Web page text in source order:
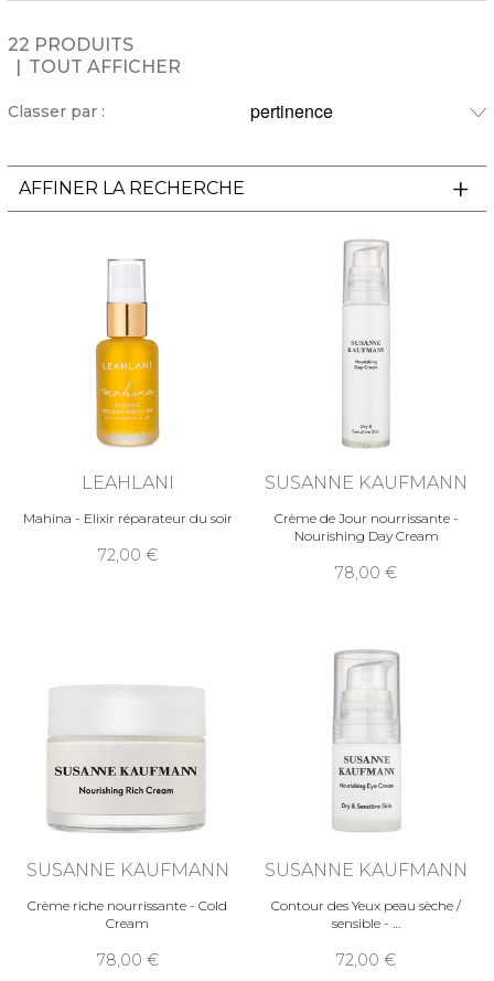
22 PRODUITS
TOUT AFFICHER
Classer par :
AFFINER LA RECHERCHE
LEAHLANI
Mahina - Elixir réparateur du soir
72,00
SUSANNE KAUFMANN
Crème de Jour nourrissante -
Nourishing Day Cream
78,00
SUSANNE KAUFMANN
Crème riche nourrissante - Cold
Cream
78,00
SUSANNE KAUFMANN
Contour des Yeux peau sèche /
sensible -
72,00